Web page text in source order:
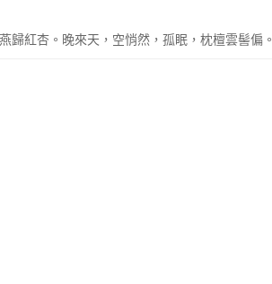
歸紅杏。晚來天，空悄然，孤眠，枕檀雲髻偏。